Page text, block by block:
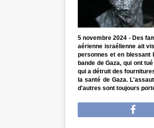
5 novembre 2024 - Des
aérienne israélienne ait
personnes et en blessant
bande de Gaza, qui ont
qui a détruit des
la santé de Gaza.
d'autres sont toujours